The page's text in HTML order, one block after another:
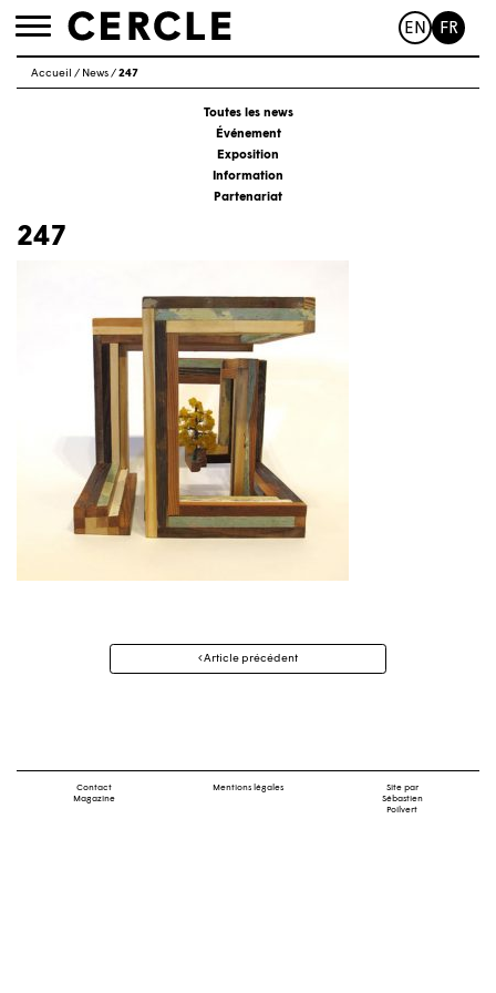
Toggle
EN FR
Accueil / News/247
Toutes les news
Événement
Exposition
Information
Partenariat
247
Navigation
Article précédent
Contact
Magazine
Mentions légales
Site par
Sébastien
Poilvert